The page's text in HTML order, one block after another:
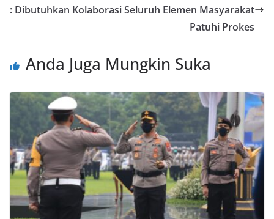
: Dibutuhkan Kolaborasi Seluruh Elemen Masyarakat
Patuhi Prokes
Anda Juga Mungkin Suka